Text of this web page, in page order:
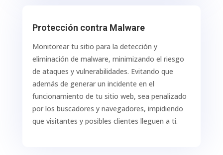
Protección contra Malware
Monitorear tu sitio para la detección y
eliminación de malware, minimizando el riesgo
de ataques y vulnerabilidades. Evitando que
además de generar un incidente en el
funcionamiento de tu sitio web, sea penalizado
por los buscadores y navegadores, impidiendo
que visitantes y posibles clientes lleguen a ti.